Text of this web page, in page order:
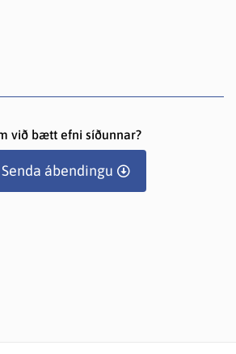
við bætt efni síðunnar?
ábendingu